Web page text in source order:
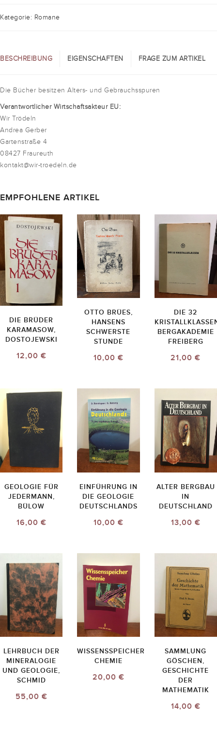
Kategorie: Romane
BESCHREIBUNG EIGENSCHAFTEN FRAGE ZUM ARTIKEL
Die Bücher besitzen Alters- und Gebrauchsspuren
Verantwortlicher Wirtschaftsakteur EU:
Wir Trödeln
Andrea Gerber
Gartenstraße 4
08427 Fraureuth
kontakt@wir-troedeln.de
EMPFOHLENE ARTIKEL
DIE BRÜDER
KARAMASOW,
DOSTOJEWSKI
12,00 €
OTTO BRÜES,
HANSENS
SCHWERSTE
STUNDE
10,00 €
DIE 32
BERGAKADEMIE
FREIBERG
21,00 €
GEOLOGIE FÜR
JEDERMANN,
BÜLOW
16,00 €
EINFÜHRUNG IN
DIE GEOLOGIE
DEUTSCHLANDS
10,00 €
ALTER BERGBAU
IN
DEUTSCHLAND
13,00 €
LEHRBUCH DER
MINERALOGIE
UND GEOLOGIE,
SCHMID
55,00 €
WISSENSSPEICHER
CHEMIE
20,00 €
SAMMLUNG
GÖSCHEN,
GESCHICHTE
DER
MATHEMATIK
14,00 €